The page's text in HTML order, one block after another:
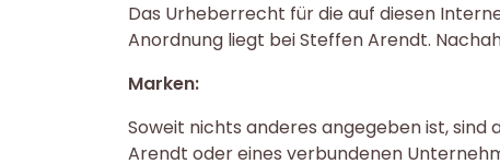
Das Urheberrecht für die auf diesen
Anordnung liegt bei Steffen Arendt.
Marken:
Soweit nichts anderes angegeben ist,
Arendt oder eines verbundenen